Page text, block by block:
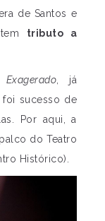
de Santos e
tributo a
Exagerado , já
foi sucesso de
Por aqui, a
do Teatro
Histórico).